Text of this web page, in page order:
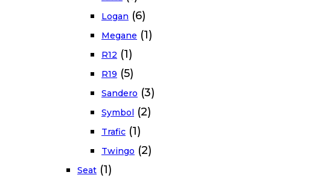
Logan (6)
Megane (1)
R12 (1)
R19 (5)
Sandero (3)
Symbol (2)
Trafic (1)
Twingo (2)
Seat (1)